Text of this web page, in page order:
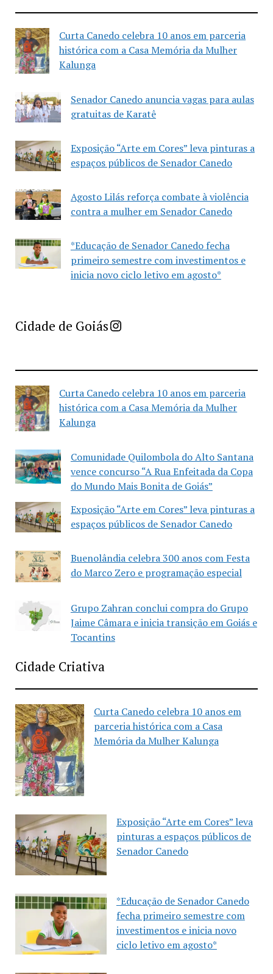
Curta Canedo celebra 10 anos em parceria
histórica com a Casa Memória da Mulher
Kalunga
Senador Canedo anuncia vagas para aulas
gratuitas de Karatê
Exposição “Arte em Cores” leva pinturas a
espaços públicos de Senador Canedo
Agosto Lilás reforça combate à violência
contra a mulher em Senador Canedo
*Educação de Senador Canedo fecha
primeiro semestre com investimentos e
inicia novo ciclo letivo em agosto*
Cidade de GoiásImprensa Criativa da Cidade de Goiás
Curta Canedo celebra 10 anos em parceria
histórica com a Casa Memória da Mulher
Kalunga
Comunidade Quilombola do Alto Santana
vence concurso “A Rua Enfeitada da Copa
do Mundo Mais Bonita de Goiás”
Exposição “Arte em Cores” leva pinturas a
espaços públicos de Senador Canedo
Buenolândia celebra 300 anos com Festa
do Marco Zero e programação especial
Grupo Zahran conclui compra do Grupo
Jaime Câmara e inicia transição em Goiás e
Tocantins
Cidade Criativa
Curta Canedo celebra 10 anos em
parceria histórica com a Casa
Memória da Mulher Kalunga
Exposição “Arte em Cores” leva
pinturas a espaços públicos de
Senador Canedo
*Educação de Senador Canedo
fecha primeiro semestre com
investimentos e inicia novo
ciclo letivo em agosto*